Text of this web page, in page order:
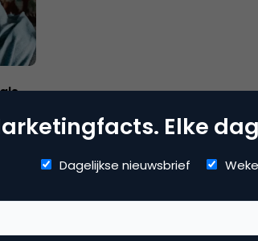
of
Elke
Dagelijkse nieuwsbrief